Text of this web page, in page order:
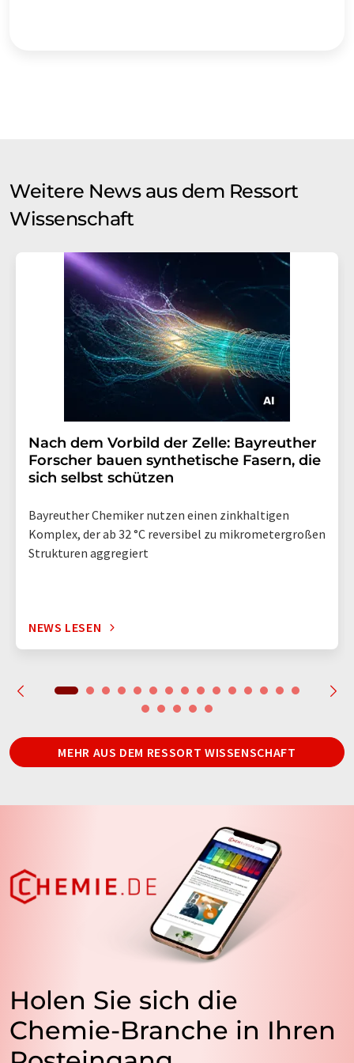
Weitere News aus dem Ressort
Wissenschaft
Nach dem Vorbild der Zelle: Bayreuther
Forscher bauen synthetische Fasern, die
sich selbst schützen
Bayreuther Chemiker nutzen einen zinkhaltigen
Komplex, der ab 32 °C reversibel zu mikrometergroßen
Strukturen aggregiert
NEWS LESEN
MEHR AUS DEM RESSORT WISSENSCHAFT
Holen Sie sich die
Chemie-Branche in Ihren